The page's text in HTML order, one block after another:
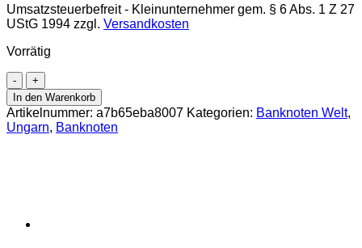
Umsatzsteuerbefreit - Kleinunternehmer gem. § 6 Abs. 1 Z 27
UStG 1994 zzgl. Versandkosten
Vorrätig
Ungarn
-
1000
Forint
25.3.1983,
In den Warenkorb
Artikelnummer: a7b65eba8007 Kategorien: Banknoten Welt,
Ungarn, Banknoten